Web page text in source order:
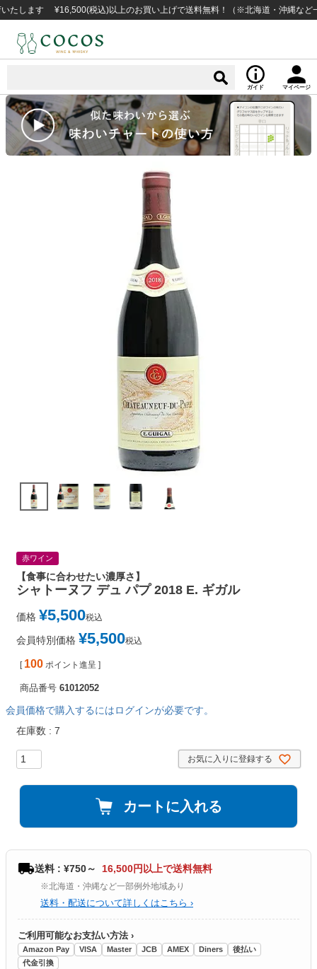
す ¥16,500(税込)以上のお買い上げで送料無料！（※北海道・沖縄など一部例
ガイド マイページ
赤ワイン
【食事に合わせたい濃厚さ】
シャトーヌフ デュ パプ 2018 E. ギガル
価格 ¥5,500税込
会員特別価格 ¥5,500税込
[ 100 ポイント進呈 ]
商品番号 61012052
会員価格で購入するにはログインが必要です。
在庫数
7
お気に入りに登録する
カートに入れる
送料 : ¥750～ 16,500円以上で送料無料
※北海道・沖縄など一部例外地域あり
送料・配送について詳しくはこちら ›
ご利用可能なお支払い方法 ›
Amazon Pay VISA Master JCB AMEX Diners
後払い
代金引換